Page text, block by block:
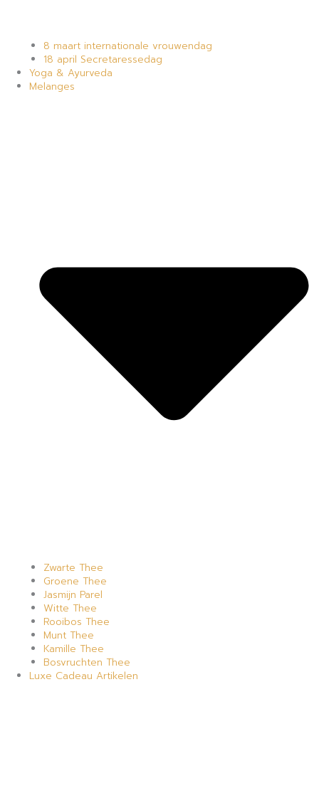
8 maart internationale vrouwendag
18 april Secretaressedag
Yoga & Ayurveda
Melanges
Zwarte Thee
Groene Thee
Jasmijn Parel
Witte Thee
Rooibos Thee
Munt Thee
Kamille Thee
Bosvruchten Thee
Luxe Cadeau Artikelen